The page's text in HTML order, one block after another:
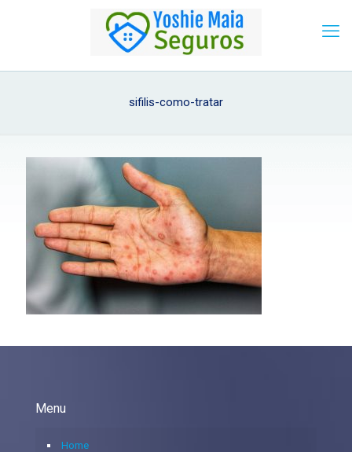
sifilis-como-tratar
Menu
Home